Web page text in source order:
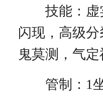
技能：虚
闪现，高级
鬼莫测，气
管制：1坐